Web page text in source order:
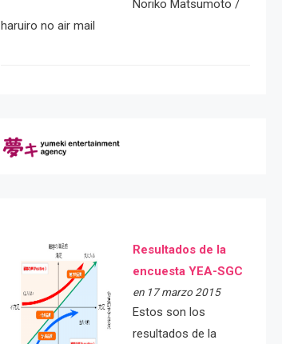
Noriko Matsumoto /
haruiro no air mail
Resultados de la
encuesta YEA-SGC
en 17 marzo 2015
Estos son los
resultados de la